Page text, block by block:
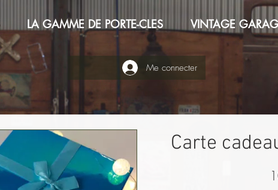
LA GAMME DE PORTE-CLES VINTAGE
Me connecter
Carte